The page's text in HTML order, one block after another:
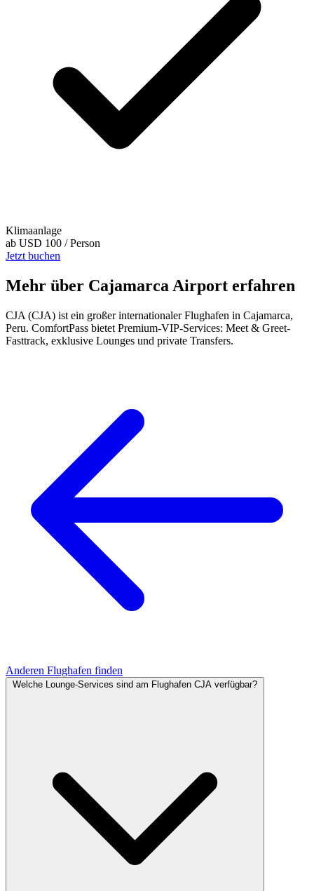
Klimaanlage
ab USD 100 / Person
Jetzt buchen
Mehr über Cajamarca Airport erfahren
CJA (CJA) ist ein großer internationaler Flughafen in Cajamarca,
Peru. ComfortPass bietet Premium-VIP-Services: Meet & Greet-
Fasttrack, exklusive Lounges und private Transfers.
Anderen Flughafen finden
Welche Lounge-Services sind am Flughafen CJA verfügbar?